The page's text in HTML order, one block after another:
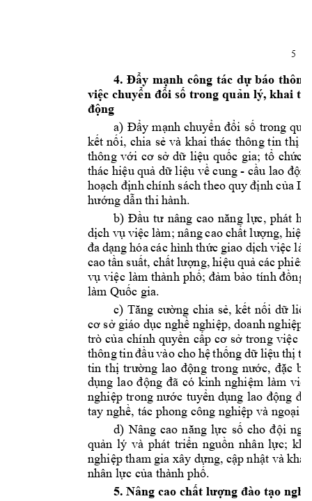
5
4. Đẩy mạnh công tác dự báo
việc chuyển đổi số trong quản lý, khai
động
a) Đẩy mạnh chuyển đổi số trong
kết nối, chia sẻ và khai thác thông tin thị
thông với cơ sở dữ liệu quốc gia; tổ chức
thác hiệu quả dữ liệu về cung - cầu lao
hoạch định chính sách theo quy định của
hướng dẫn thi hành.
b) Đầu tư nâng cao năng lực, phát
dịch vụ việc làm; nâng cao chất lượng, hiệu
đa dạng hóa các hình thức giao dịch việc
cao tần suất, chất lượng, hiệu quả các phiên
vụ việc làm thành phố; đảm bảo tính đồng
làm Quốc gia.
c) Tăng cường chia sẻ, kết nối dữ liệu
cơ sở giáo dục nghề nghiệp, doanh nghiệp
trò của chính quyền cấp cơ sở trong việc
thông tin đầuvào cho hệthống dữ liệu thị
tin thị trường lao động trong nước, đặc
dụng lao động đã có kinh nghiệm làm việc
nghiệp trong nước tuyển dụng lao động đã
tay nghề, tác phong công nghiệp và ngoại
d) Nâng cao năng lực số cho đội ngũ
quản lý và phát triển nguồn nhân lực;
nghiệp tham gia xây dựng, cập nhật và
nhân lực của thành phố.
5. Nâng cao chất lượng đào tạo nghề